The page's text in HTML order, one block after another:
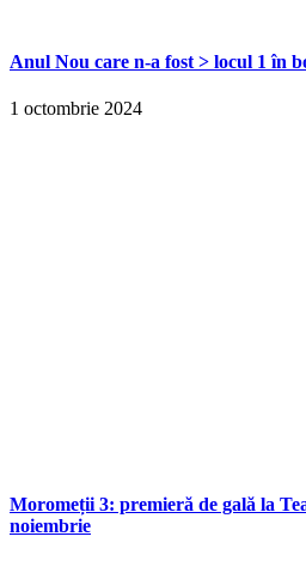
Anul Nou care n-a fost > locul 1 în
1 octombrie 2024
Moromeții 3: premieră de gală la
noiembrie